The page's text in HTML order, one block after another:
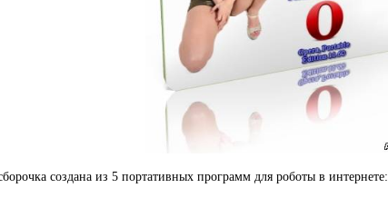
создана из 5 портативных программ для роботы в интернете: